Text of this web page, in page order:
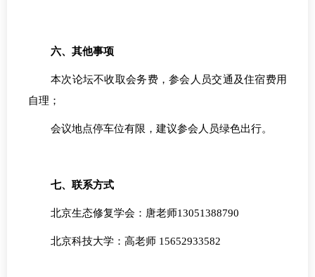
六、其他事项
本次论坛不收取会务费，参会人员交通及住宿费用
自理；
会议地点停车位有限，建议参会人员绿色出行。
七、联系方式
北京生态修复学会：唐老师13051388790
北京科技大学：高老师 15652933582